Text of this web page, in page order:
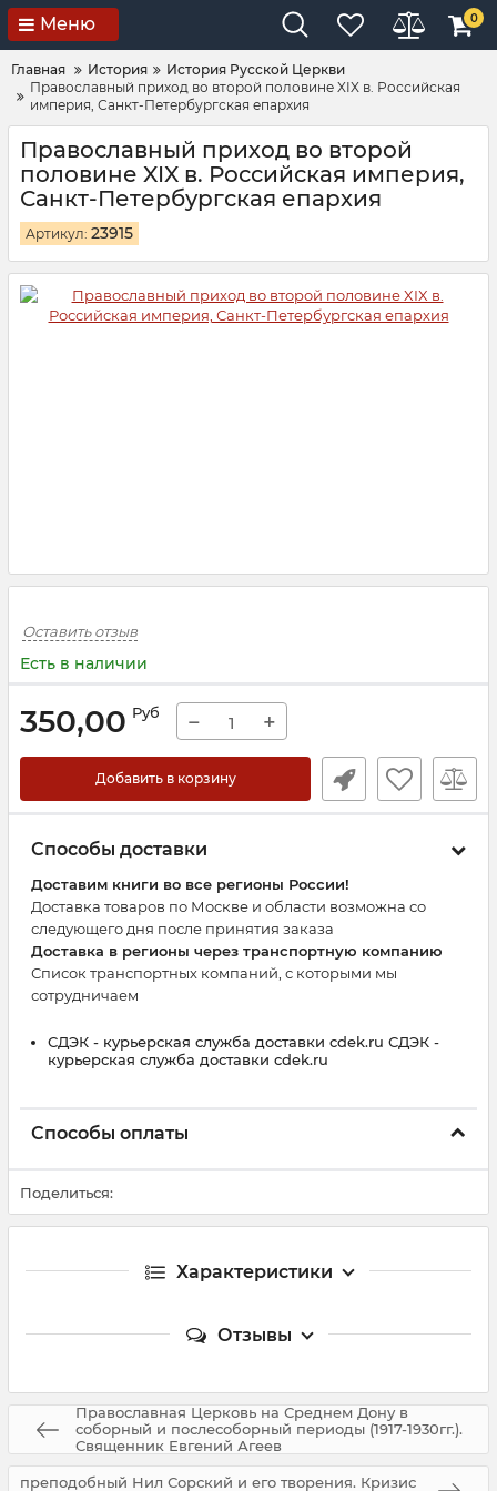
Меню 0
Главная История
История Русской Церкви
Православный приход во второй половине XIX в. Российская
империя, Санкт-Петербургская епархия
Православный приход во второй
половине XIX в. Российская империя,
Санкт-Петербургская епархия
Артикул: 23915
Оставить отзыв
Есть в наличии
350,00 Руб − +
Добавить в корзину
Способы доставки
Доставим книги во все регионы России!
Доставка товаров по Москве и области возможна со
следующего дня после принятия заказа
Доставка в регионы через транспортную компанию
Список транспортных компаний, с которыми мы
сотрудничаем
СДЭК - курьерская служба доставки cdek.ru СДЭК -
курьерская служба доставки cdek.ru
Способы оплаты
Поделиться:
Характеристики
Отзывы
Православная Церковь на Среднем Дону в
соборный и послесоборный периоды (1917-1930гг.).
Священник Евгений Агеев
преподобный Нил Сорский и его творения. Кризис